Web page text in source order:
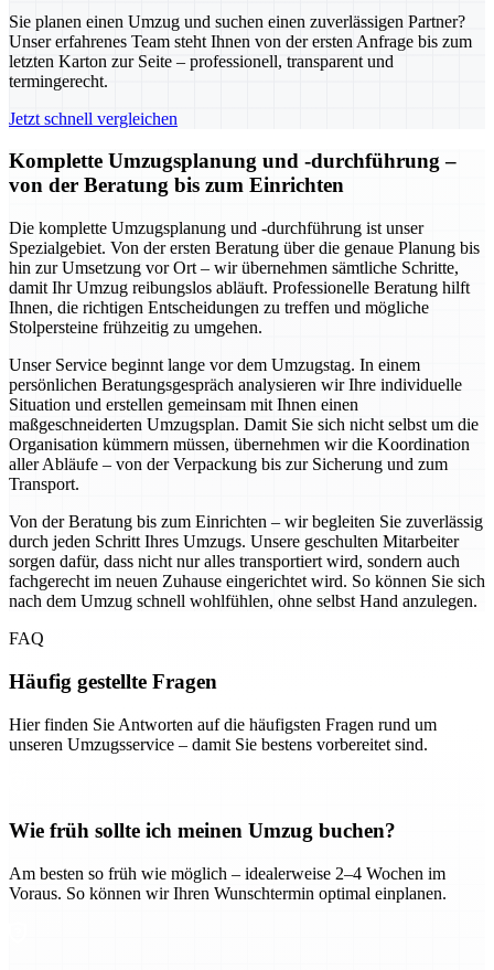
Sie planen einen Umzug und suchen einen zuverlässigen Partner?
Unser erfahrenes Team steht Ihnen von der ersten Anfrage bis zum
letzten Karton zur Seite – professionell, transparent und
termingerecht.
Jetzt schnell vergleichen
Komplette Umzugsplanung und -durchführung –
von der Beratung bis zum Einrichten
Die komplette Umzugsplanung und -durchführung ist unser
Spezialgebiet. Von der ersten Beratung über die genaue Planung bis
hin zur Umsetzung vor Ort – wir übernehmen sämtliche Schritte,
damit Ihr Umzug reibungslos abläuft. Professionelle Beratung hilft
Ihnen, die richtigen Entscheidungen zu treffen und mögliche
Stolpersteine frühzeitig zu umgehen.
Unser Service beginnt lange vor dem Umzugstag. In einem
persönlichen Beratungsgespräch analysieren wir Ihre individuelle
Situation und erstellen gemeinsam mit Ihnen einen
maßgeschneiderten Umzugsplan. Damit Sie sich nicht selbst um die
Organisation kümmern müssen, übernehmen wir die Koordination
aller Abläufe – von der Verpackung bis zur Sicherung und zum
Transport.
Von der Beratung bis zum Einrichten – wir begleiten Sie zuverlässig
durch jeden Schritt Ihres Umzugs. Unsere geschulten Mitarbeiter
sorgen dafür, dass nicht nur alles transportiert wird, sondern auch
fachgerecht im neuen Zuhause eingerichtet wird. So können Sie sich
nach dem Umzug schnell wohlfühlen, ohne selbst Hand anzulegen.
FAQ
Häufig gestellte Fragen
Hier finden Sie Antworten auf die häufigsten Fragen rund um
unseren Umzugsservice – damit Sie bestens vorbereitet sind.
Wie früh sollte ich meinen Umzug buchen?
Am besten so früh wie möglich – idealerweise 2–4 Wochen im
Voraus. So können wir Ihren Wunschtermin optimal einplanen.